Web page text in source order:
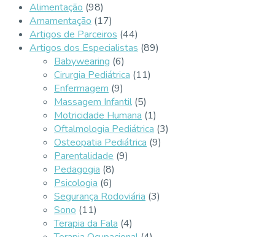
Alimentação (98)
Amamentação (17)
Artigos de Parceiros (44)
Artigos dos Especialistas (89)
Babywearing (6)
Cirurgia Pediátrica (11)
Enfermagem (9)
Massagem Infantil (5)
Motricidade Humana (1)
Oftalmologia Pediátrica (3)
Osteopatia Pediátrica (9)
Parentalidade (9)
Pedagogia (8)
Psicologia (6)
Segurança Rodoviária (3)
Sono (11)
Terapia da Fala (4)